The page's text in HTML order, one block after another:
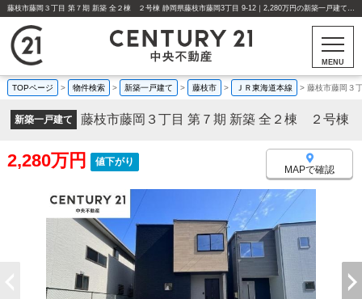
藤枝市藤岡３丁目 第７期 新築 全２棟 ２号棟 静岡県藤枝市藤岡3丁目 9-12｜2,280万円の新築一戸建て｜分譲住宅や新築物件｜センチュリー21中央不動産
MENU
TOPページ > 物件検索 > 新築一戸建て > 藤枝市 > ＪＲ東海道本線 > 藤枝市藤岡３
新築一戸建て 藤枝市藤岡３丁目 第７期 新築 全２棟 ２号棟
2,280万円 値下がり
MAPで確認